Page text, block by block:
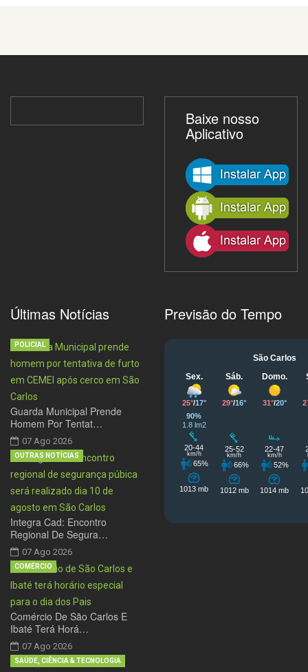
Baixe nosso
Aplicativo
Últimas Notícias
Guarda Municipal Prende
Homem Por Tentat…
07 Ago 2026
POLICIAL
Integra Cad: Encontro
Regional De Segura…
07 Ago 2026
OUTRAS NOTÍCIAS
Comércio De São Carlos E
Ibaté Terá Horá…
07 Ago 2026
COMÉRCIO
SAÚDE, CIÊNCIA & TECNOLOGIA
Previsão do Tempo